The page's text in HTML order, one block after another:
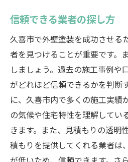
信頼できる業者の探し方
久喜市で外壁塗装を成功させる
者を見つけることが重要です。
しましょう。過去の施工事例や
がどれほど信頼できるかを判断
に、久喜市内で多くの施工実績
の気候や住宅特性を理解してい
きます。また、見積もりの透明
積もりを提供してくれる業者は